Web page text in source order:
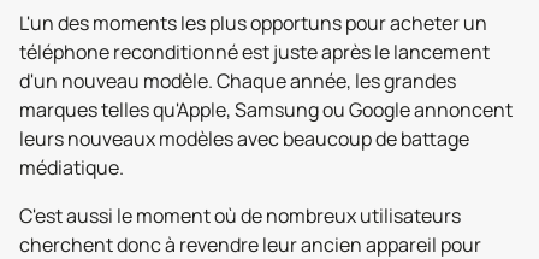
L'un des moments les plus opportuns pour acheter un
téléphone reconditionné est juste après le lancement
d'un nouveau modèle. Chaque année, les grandes
marques telles qu'Apple, Samsung ou Google annoncent
leurs nouveaux modèles avec beaucoup de battage
médiatique.
C'est aussi le moment où de nombreux utilisateurs
cherchent donc à revendre leur ancien appareil pour